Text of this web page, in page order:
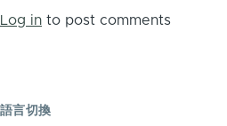
Log in to post comments
語言切換